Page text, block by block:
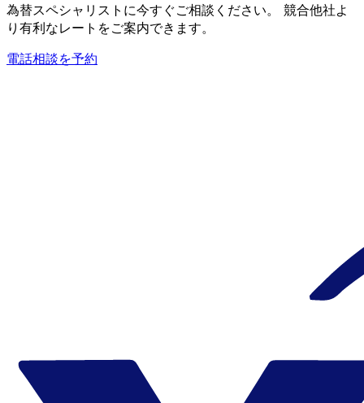
為替スペシャリストに今すぐご相談ください。 競合他社よ
り有利なレートをご案内できます。
電話相談を予約